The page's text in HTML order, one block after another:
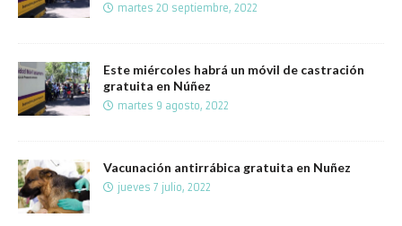
martes 20 septiembre, 2022
Este miércoles habrá un móvil de castración
gratuita en Núñez
martes 9 agosto, 2022
Vacunación antirrábica gratuita en Nuñez
jueves 7 julio, 2022